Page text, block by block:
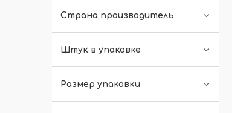
Страна производитель
Штук в упаковке
Размер упаковки